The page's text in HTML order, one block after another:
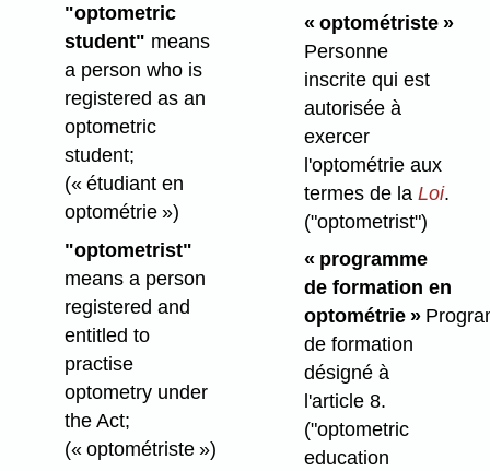
"optometric
student" means
a person who is
registered as an
optometric
student;
(« étudiant en
optométrie »)
"optometrist"
means a person
registered and
entitled to
practise
optometry under
the Act;
(« optométriste »)
« optométriste »
Personne
inscrite qui est
autorisée à
exercer
l'optométrie aux
termes de la Loi.
("optometrist")
« programme
de formation en
optométrie »
de formation
désigné à
l'article 8.
("optometric
education